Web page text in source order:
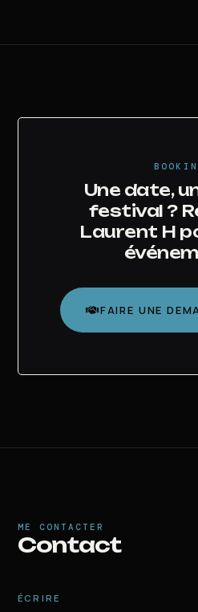
Une date,
festival ?
Laurent H
FAIRE UNE
ME CONTACTER
Contact
ÉCRIRE